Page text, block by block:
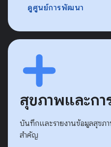
ดูศูนย์การพัฒนา
สุขภาพและกา
บันทึกและรายงานข้อมูลสุขภ
สำคัญ